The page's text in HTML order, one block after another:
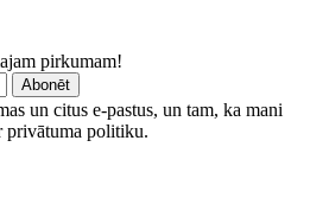
pirkumam!
un citus e-pastus, un tam, ka mani
privātuma politiku.